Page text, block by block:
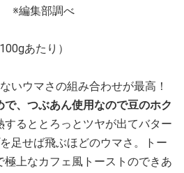
※編集部調べ
あたり）
いウマさの組み合わせが最高！
、つぶあん使用なので豆のホク
するととろっとツヤが出てバター
足せば飛ぶほどのウマさ。トー
上なカフェ風トーストのできあ